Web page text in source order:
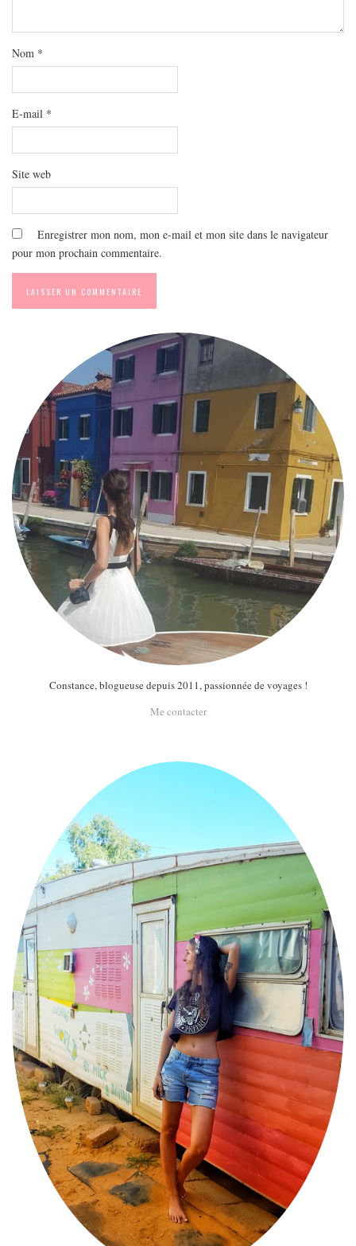
Nom *
E-mail *
Site web
Enregistrer mon nom, mon e-mail et mon site dans le navigateur
pour mon prochain commentaire.
Constance, blogueuse depuis 2011, passionnée de voyages !
Me contacter